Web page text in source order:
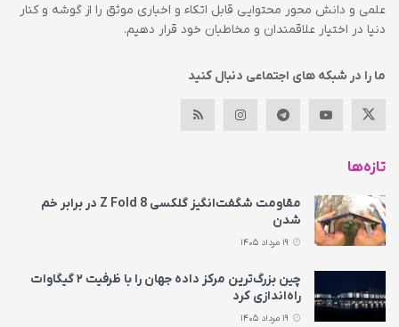
علمی و دانش محور محتوایی قابل اتکاء و اخباری موثق را از گوشه و کنار
دنیا در اختیار علاقمندان و مخاطبان خود قرار دهیم.
ما را در شبکه های اجتماعی دنبال کنید
تازه‌ها
مقاومت شگفت‌انگیز گلکسی Z Fold 8 در برابر خم
شدن
چین بزرگ‌ترین مرکز داده جهان را با ظرفیت ۲ گیگاوات
راه‌اندازی کرد